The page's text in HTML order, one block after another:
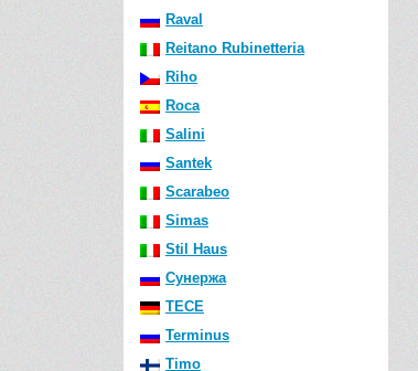
Raval
Reitano Rubinetteria
Riho
Roca
Salini
Santek
Scarabeo
Simas
Stil Haus
Сунержа
TECE
Terminus
Timo